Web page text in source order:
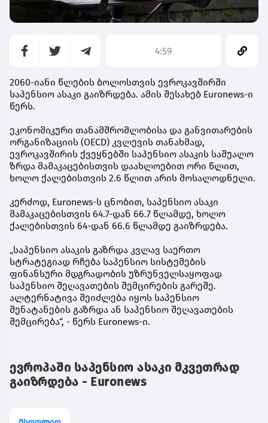
4:59
2060-იანი წლების ბოლოსთვის ევროკავშირში
საპენსიო ასაკი გაიზრდება. ამის შესახებ Euronews-ი
წერს.
ეკონომიკური თანამშრომლობისა და განვითარების
ორგანიზაციის (OECD) კვლევის თანახმად,
ევროკავშირის ქვეყნებში საპენსიო ასაკის საშუალო
ზრდა მამაკაცებისთვის დაახლოებით ორი წლით,
ხოლო ქალებისთვის 2.6 წლით არის მოსალოდნელი.
კერძოდ, Euronews-ს ცნობით, საპენსიო ასაკი
მამაკაცებისთვის 64.7-დან 66.7 წლამდე, ხოლო
ქალებისთვის 64-დან 66.6 წლამდე გაიზრდება.
„საპენსიო ასაკის გაზრდა კვლავ საერთო
სტრატეგიად რჩება საპენსიო სისტემების
ფინანსური მდგრადობის უზრუნველსაყოფად
საპენსიო შეღავათების შემცირების გარეშე.
ალტერნატივა შეიძლება იყოს საპენსიო
შენატანების გაზრდა ან საპენსიო შეღავათების
შემცირება“, - წერს Euronews-ი.
ევროპაში საპენსიო ასაკი მკვეთრად
გაიზრდება - Euronews